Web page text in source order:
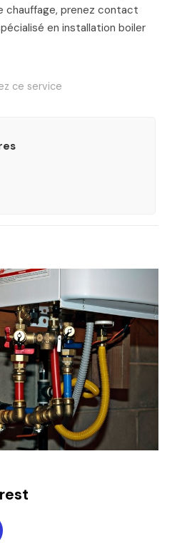
chauffage, prenez contact
en installation boiler
ce service